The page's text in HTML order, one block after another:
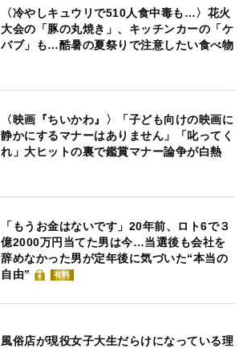
〈冷やしキュウリで510人食中毒も…〉花火
大会の「豚の丸焼き」、キッチンカーの「ケ
バブ」も…酷暑の夏祭りで注意したい食べ物
〈映画『ちいかわ』〉「子ども向けの映画に
静かにするマナーはありません」「叱ってく
れ」大ヒットの裏で鑑賞マナー論争が白熱
「もうお金はないです」20年前、ロト6で３
億2000万円当てた男は今…当選後も会社を
辞めなかった男が定年後に気づいた“本当の
自由”
有料
風俗店が現役女子大生だらけになっている理